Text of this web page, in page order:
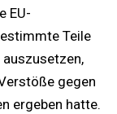
EU-
Teile
gegen
ergeben hatte.